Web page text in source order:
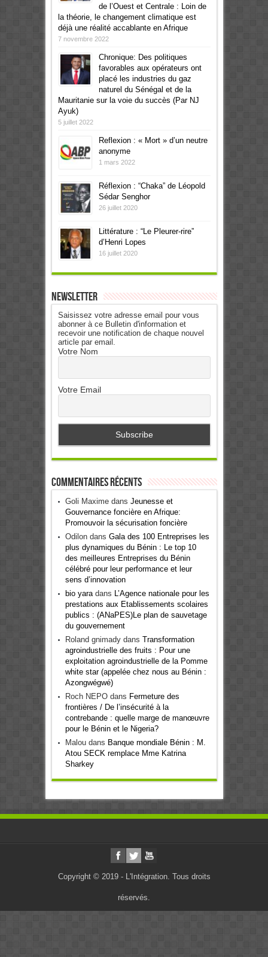
de l’Ouest et Centrale : Loin de
la théorie, le changement climatique est
déjà une réalité accablante en Afrique
7 novembre 2022
Chronique: Des politiques
favorables aux opérateurs ont
placé les industries du gaz
naturel du Sénégal et de la
Mauritanie sur la voie du succès (Par NJ
Ayuk)
5 juillet 2022
Reflexion : « Mort » d’un neutre
anonyme
1 mars 2022
Réflexion : “Chaka” de Léopold
Sédar Senghor
26 juillet 2020
Littérature : “Le Pleurer-rire”
d’Henri Lopes
16 juillet 2020
Newsletter
Saisissez votre adresse email pour vous
abonner à ce Bulletin d'information et
recevoir une notification de chaque nouvel
article par email.
Votre Nom
Votre Email
Commentaires récents
Goli Maximedans Jeunesse et
Gouvernance foncière en Afrique:
Promouvoir la sécurisation foncière
Odilondans Gala des 100 Entreprises les
plus dynamiques du Bénin : Le top 10
des meilleures Entreprises du Bénin
célébré pour leur performance et leur
sens d’innovation
bio yaradans L’Agence nationale pour les
prestations aux Etablissements scolaires
publics : (ANaPES)Le plan de sauvetage
du gouvernement
Roland gnimadydans Transformation
agroindustrielle des fruits : Pour une
exploitation agroindustrielle de la Pomme
white star (appelée chez nous au Bénin :
Azongwégwé)
Roch NEPOdans Fermeture des
frontières / De l’insécurité à la
contrebande : quelle marge de manœuvre
pour le Bénin et le Nigeria?
Maloudans Banque mondiale Bénin : M.
Atou SECK remplace Mme Katrina
Sharkey
Copyright © 2019 - L'Intégration. Tous droits
réservés.